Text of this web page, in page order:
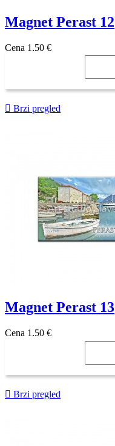
Magnet Perast 12
Cena 1,50 €
 Brzi pregled
Magnet Perast 13
Cena 1,50 €
 Brzi pregled